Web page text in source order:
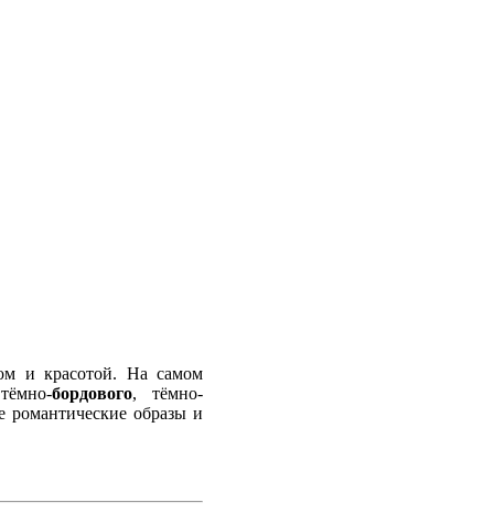
и красотой. На самом
бордового, тёмно-
романтические образы и